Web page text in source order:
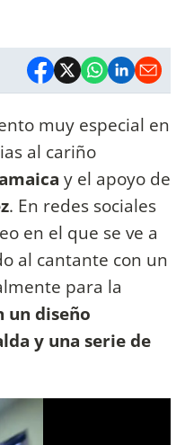
muy especial en
al cariño
y el apoyo de
. En redes sociales
en el que se ve a
al cantante con un
para la
un diseño
y una serie de